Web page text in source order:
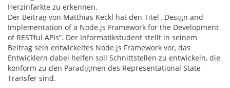
Herzinfarkte zu erkennen.
Der Beitrag von Matthias Keckl hat den Titel „Design and
Implementation of a Node.js Framework for the Development
of RESTful APIs”. Der Informatikstudent stellt in seinem
Beitrag sein entwickeltes Node.js Framework vor, das
Entwicklern dabei helfen soll Schnittstellen zu entwickeln, die
konform zu den Paradigmen des Representational State
Transfer sind.